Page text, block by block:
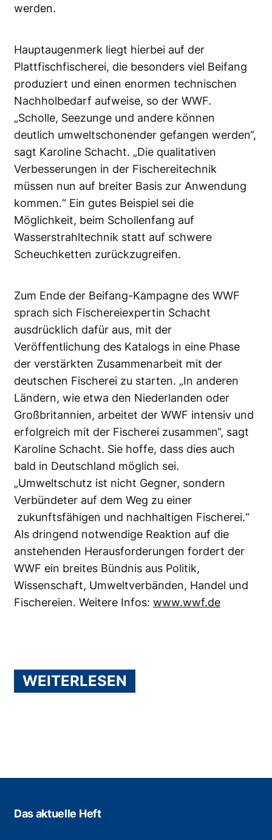
werden.
Hauptaugenmerk liegt hierbei auf der
Plattfischfischerei, die besonders viel Beifang
produziert und einen enormen technischen
Nachholbedarf aufweise, so der WWF.
„Scholle, Seezunge und andere können
deutlich umweltschonender gefangen werden“,
sagt Karoline Schacht. „Die qualitativen
Verbesserungen in der Fischereitechnik
müssen nun auf breiter Basis zur Anwendung
kommen.“ Ein gutes Beispiel sei die
Möglichkeit, beim Schollenfang auf
Wasserstrahltechnik statt auf schwere
Scheuchketten zurückzugreifen.
Zum Ende der Beifang-Kampagne des WWF
sprach sich Fischereiexpertin Schacht
ausdrücklich dafür aus, mit der
Veröffentlichung des Katalogs in eine Phase
der verstärkten Zusammenarbeit mit der
deutschen Fischerei zu starten. „In anderen
Ländern, wie etwa den Niederlanden oder
Großbritannien, arbeitet der WWF intensiv und
erfolgreich mit der Fischerei zusammen“, sagt
Karoline Schacht. Sie hoffe, dass dies auch
bald in Deutschland möglich sei.
„Umweltschutz ist nicht Gegner, sondern
Verbündeter auf dem Weg zu einer
zukunftsfähigen und nachhaltigen Fischerei.“
Als dringend notwendige Reaktion auf die
anstehenden Herausforderungen fordert der
WWF ein breites Bündnis aus Politik,
Wissenschaft, Umweltverbänden, Handel und
Fischereien. Weitere Infos: www.wwf.de
WEITERLESEN
Das aktuelle Heft